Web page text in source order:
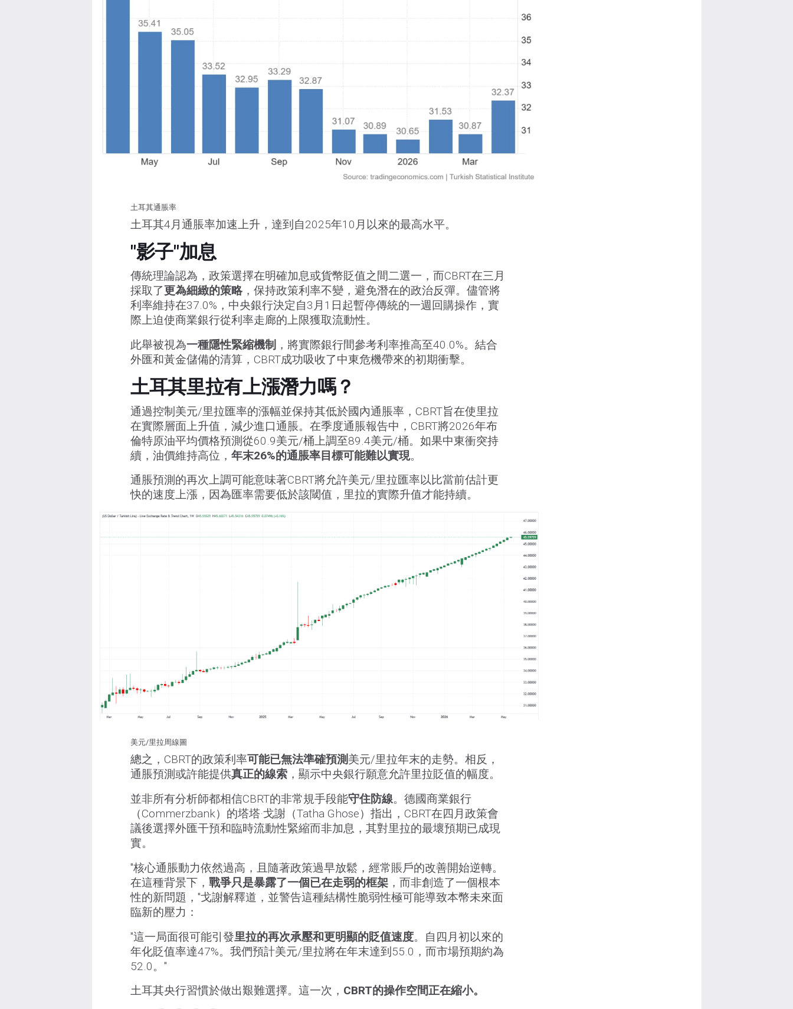
土耳其通脹率
土耳其4月通脹率加速上升，達到自2025年10月以來的最高水平。
"影子"加息
傳統理論認為，政策選擇在明確加息或貨幣貶值之間二選一，而CBRT在三月
採取了更為細緻的策略，保持政策利率不變，避免潛在的政治反彈。儘管將
利率維持在37.0%，中央銀行決定自3月1日起暫停傳統的一週回購操作，實
際上迫使商業銀行從利率走廊的上限獲取流動性。
此舉被視為一種隱性緊縮機制 ，將實際銀行間參考利率推高至40.0%。結合
外匯和黃金儲備的清算，CBRT成功吸收了中東危機帶來的初期衝擊。
土耳其里拉有上漲潛力嗎？
通過控制美元/里拉匯率的漲幅並保持其低於國內通脹率，CBRT旨在使里拉
在實際層面上升值，減少進口通脹。在季度通脹報告中，CBRT將2026年布
倫特原油平均價格預測從60.9美元/桶上調至89.4美元/桶。如果中東衝突持
續，油價維持高位， 年末26%的通脹率目標可能難以實現。
通脹預測的再次上調可能意味著CBRT將允許美元/里拉匯率以比當前估計更
快的速度上漲，因為匯率需要低於該閾值，里拉的實際升值才能持續。
美元/里拉周線圖
總之，CBRT的政策利率可能已無法準確預測美元/里拉年末的走勢。相反，
通脹預測或許能提供真正的線索，顯示中央銀行願意允許里拉貶值的幅度。
並非所有分析師都相信CBRT的非常規手段能守住防線。德國商業銀行
（Commerzbank）的塔塔·戈謝（Tatha Ghose）指出，CBRT在四月政策會
議後選擇外匯干預和臨時流動性緊縮而非加息，其對里拉的最壞預期已成現
實。
"核心通脹動力依然過高，且隨著政策過早放鬆，經常賬戶的改善開始逆轉。
在這種背景下， 戰爭只是暴露了一個已在走弱的框架，而非創造了一個根本
性的新問題，"戈謝解釋道，並警告這種結構性脆弱性極可能導致本幣未來面
臨新的壓力：
"這一局面很可能引發里拉的再次承壓和更明顯的貶值速度。自四月初以來的
年化貶值率達47%。我們預計美元/里拉將在年末達到55.0，而市場預期約為
52.0。"
土耳其央行習慣於做出艱難選擇。這一次， CBRT的操作空間正在縮小。